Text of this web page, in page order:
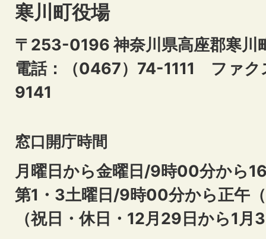
寒川町役場
〒253-0196 神奈川県高座郡寒川
電話：（0467）74-1111 ファ
9141
窓口開庁時間
月曜日から金曜日/9時00分から
第1・3土曜日/9時00分から正午
（祝日・休日・12月29日から1月